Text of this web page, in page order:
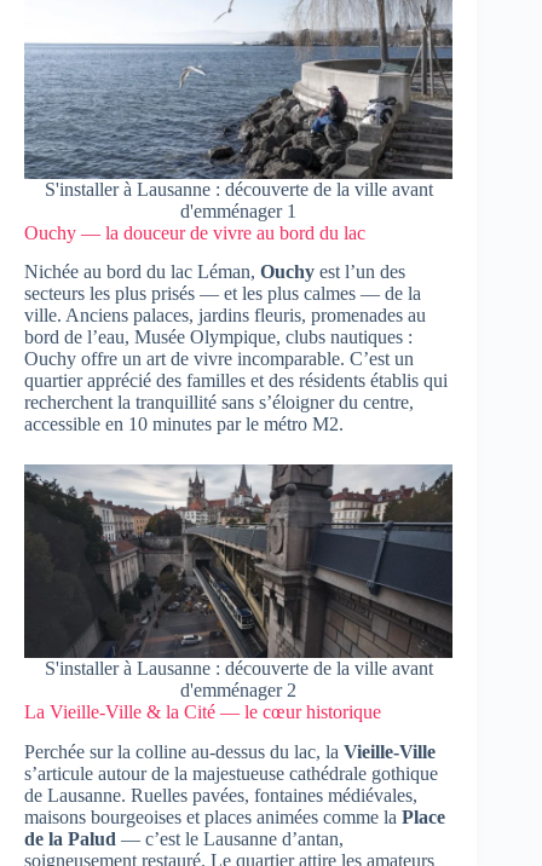
S'installer à Lausanne : découverte de la ville avant
d'emménager 1
Ouchy — la douceur de vivre au bord du lac
Nichée au bord du lac Léman, Ouchy est l’un des
secteurs les plus prisés — et les plus calmes — de la
ville. Anciens palaces, jardins fleuris, promenades au
bord de l’eau, Musée Olympique, clubs nautiques :
Ouchy offre un art de vivre incomparable. C’est un
quartier apprécié des familles et des résidents établis qui
recherchent la tranquillité sans s’éloigner du centre,
accessible en 10 minutes par le métro M2.
S'installer à Lausanne : découverte de la ville avant
d'emménager 2
La Vieille-Ville & la Cité — le cœur historique
Perchée sur la colline au-dessus du lac, la Vieille-Ville
s’articule autour de la majestueuse cathédrale gothique
de Lausanne. Ruelles pavées, fontaines médiévales,
maisons bourgeoises et places animées comme la Place
de la Palud — c’est le Lausanne d’antan,
soigneusement restauré. Le quartier attire les amateurs